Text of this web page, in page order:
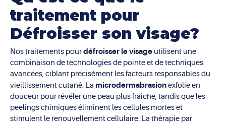
traitement pour
Défroisser son visage?
Nos traitements pourdéfroisser le visage utilisent une
combinaison de technologies de pointe et de techniques
avancées, ciblant précisément les facteurs responsables du
vieillissement cutané. La microdermabrasionexfolie en
douceur pour révéler une peau plus fraîche, tandis que les
peelings chimiques éliminent les cellules mortes et
stimulent le renouvellement cellulaire. La thérapie par